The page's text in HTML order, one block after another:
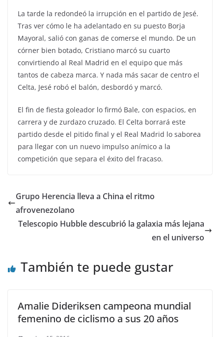
La tarde la redondeó la irrupción en el partido de Jesé.
Tras ver cómo le ha adelantado en su puesto Borja
Mayoral, salió con ganas de comerse el mundo. De un
córner bien botado, Cristiano marcó su cuarto
convirtiendo al Real Madrid en el equipo que más
tantos de cabeza marca. Y nada más sacar de centro el
Celta, Jesé robó el balón, desbordó y marcó.
El fin de fiesta goleador lo firmó Bale, con espacios, en
carrera y de zurdazo cruzado. El Celta borrará este
partido desde el pitido final y el Real Madrid lo saborea
para llegar con un nuevo impulso anímico a la
competición que separa el éxito del fracaso.
Grupo Herencia lleva a China el ritmo
afrovenezolano
Telescopio Hubble descubrió la galaxia más lejana
en el universo
También te puede gustar
Amalie Dideriksen campeona mundial
femenino de ciclismo a sus 20 años